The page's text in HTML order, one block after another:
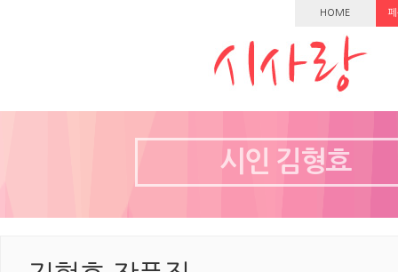
HOME
시인 김형효